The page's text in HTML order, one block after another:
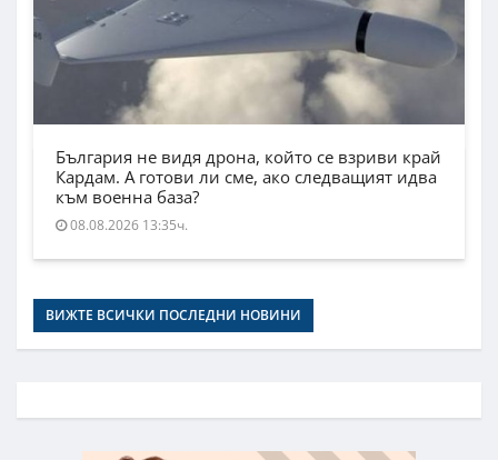
България не видя дрона, който се взриви край
Кардам. А готови ли сме, ако следващият идва
към военна база?
08.08.2026 13:35ч.
ВИЖТЕ ВСИЧКИ ПОСЛЕДНИ НОВИНИ